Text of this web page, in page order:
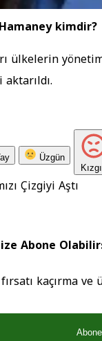
kimdir?
ülkelerin
Üzgün
Çizgiyi Aştı
Abone
kaçırma